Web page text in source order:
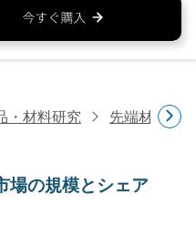
・材料研究 先端材料研究
場の規模とシェア